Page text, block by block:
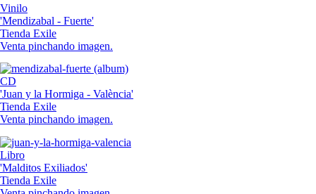
Vinilo
'Mendizabal - Fuerte'
Tienda Exile
Venta pinchando imagen.
CD
'Juan y la Hormiga - València'
Tienda Exile
Venta pinchando imagen.
Libro
'Malditos Exiliados'
Tienda Exile